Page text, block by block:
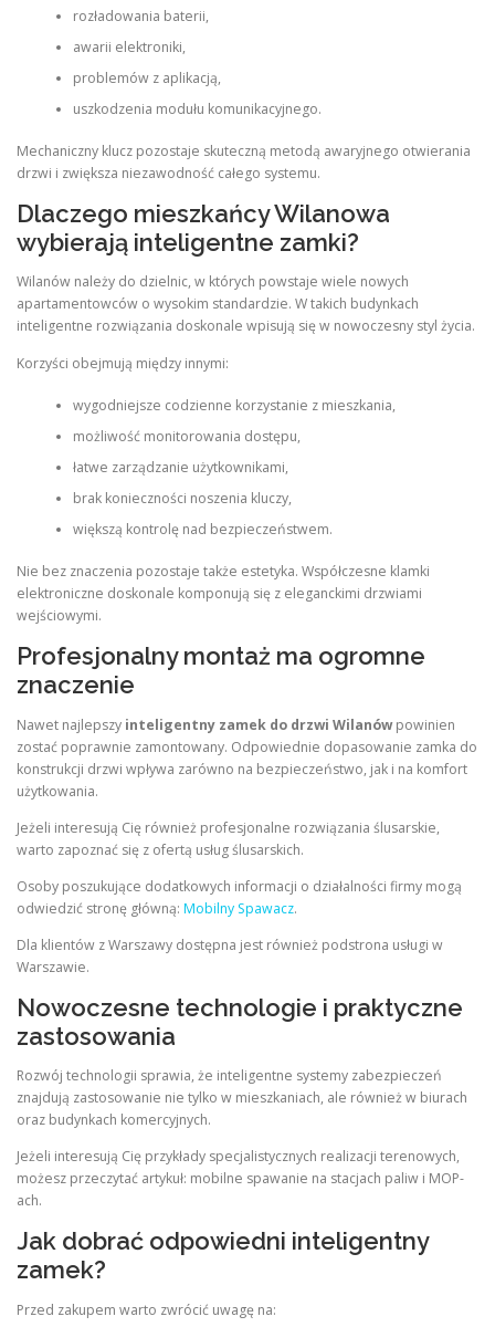
rozładowania baterii,
awarii elektroniki,
problemów z aplikacją,
uszkodzenia modułu komunikacyjnego.
Mechaniczny klucz pozostaje skuteczną metodą awaryjnego otwierania
drzwi i zwiększa niezawodność całego systemu.
Dlaczego mieszkańcy Wilanowa
wybierają inteligentne zamki?
Wilanów należy do dzielnic, w których powstaje wiele nowych
apartamentowców o wysokim standardzie. W takich budynkach
inteligentne rozwiązania doskonale wpisują się w nowoczesny styl życia.
Korzyści obejmują między innymi:
wygodniejsze codzienne korzystanie z mieszkania,
możliwość monitorowania dostępu,
łatwe zarządzanie użytkownikami,
brak konieczności noszenia kluczy,
większą kontrolę nad bezpieczeństwem.
Nie bez znaczenia pozostaje także estetyka. Współczesne klamki
elektroniczne doskonale komponują się z eleganckimi drzwiami
wejściowymi.
Profesjonalny montaż ma ogromne
znaczenie
Nawet najlepszy inteligentny zamek do drzwi Wilanówpowinien
zostać poprawnie zamontowany. Odpowiednie dopasowanie zamka do
konstrukcji drzwi wpływa zarówno na bezpieczeństwo, jak i na komfort
użytkowania.
Jeżeli interesują Cię również profesjonalne rozwiązania ślusarskie,
warto zapoznać się z ofertą usług ślusarskich.
Osoby poszukujące dodatkowych informacji o działalności firmy mogą
odwiedzić stronę główną: Mobilny Spawacz.
Dla klientów z Warszawy dostępna jest również podstrona usługi w
Warszawie.
Nowoczesne technologie i praktyczne
zastosowania
Rozwój technologii sprawia, że inteligentne systemy zabezpieczeń
znajdują zastosowanie nie tylko w mieszkaniach, ale również w biurach
oraz budynkach komercyjnych.
Jeżeli interesują Cię przykłady specjalistycznych realizacji terenowych,
możesz przeczytać artykuł: mobilne spawanie na stacjach paliw i MOP-
ach.
Jak dobrać odpowiedni inteligentny
zamek?
Przed zakupem warto zwrócić uwagę na: